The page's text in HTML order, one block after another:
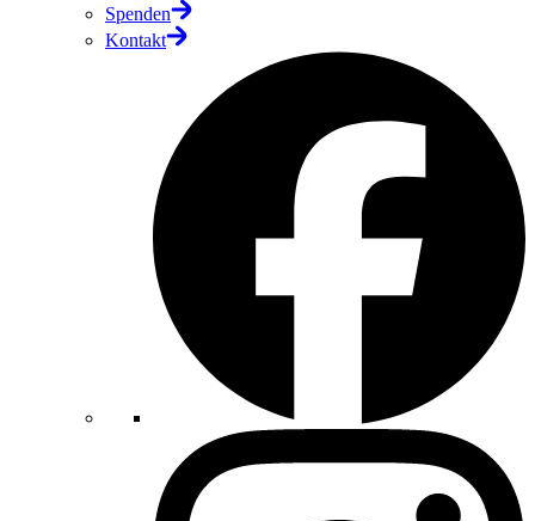
Spenden
Kontakt